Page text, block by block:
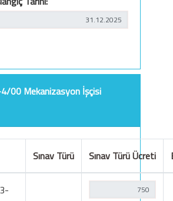
00 Mekanizasyon İşçisi
Sınav Türü Sınav Türü Ücreti